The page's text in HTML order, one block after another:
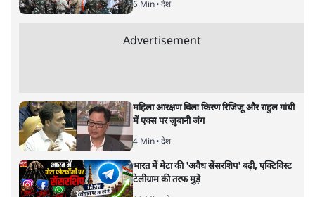
6 Min• देश
Advertisement
महिला आरक्षण बिलः किरण रिजिजू और राहुल गांधी
में एक्स पर ज़ुबानी जंग
4 Min• देश
भारत में मेटा की 'अवैध सेंसरशिप' बढ़ी, एक्टिविस्ट
टेलीग्राम की तरफ मुड़े